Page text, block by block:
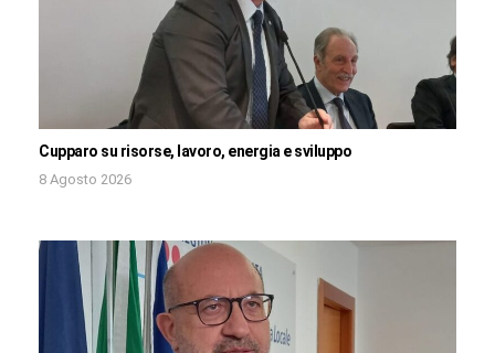
Cupparo su risorse, lavoro, energia e sviluppo
8 Agosto 2026